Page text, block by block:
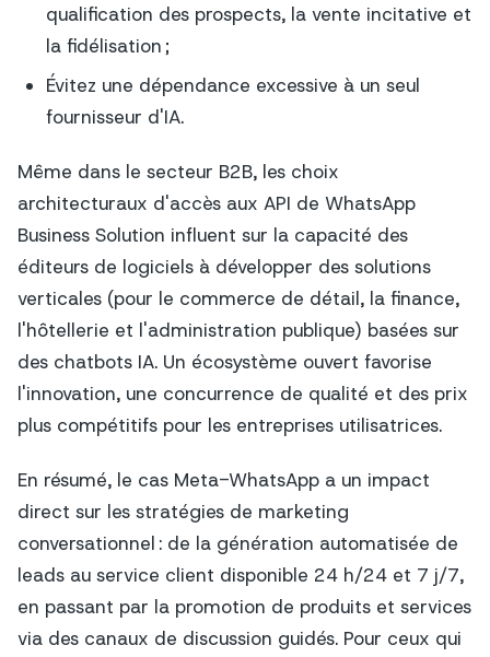
qualification des prospects, la vente incitative et
la fidélisation ;
Évitez une dépendance excessive à un seul
fournisseur d'IA.
Même dans le secteur B2B, les choix
architecturaux d'accès aux API de WhatsApp
Business Solution influent sur la capacité des
éditeurs de logiciels à développer des solutions
verticales (pour le commerce de détail, la finance,
l'hôtellerie et l'administration publique) basées sur
des chatbots IA. Un écosystème ouvert favorise
l'innovation, une concurrence de qualité et des prix
plus compétitifs pour les entreprises utilisatrices.
En résumé, le cas Meta-WhatsApp a un impact
direct sur les stratégies de marketing
conversationnel : de la génération automatisée de
leads au service client disponible 24 h/24 et 7 j/7,
en passant par la promotion de produits et services
via des canaux de discussion guidés. Pour ceux qui